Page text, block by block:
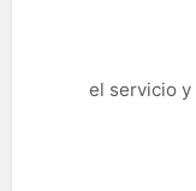
el servicio